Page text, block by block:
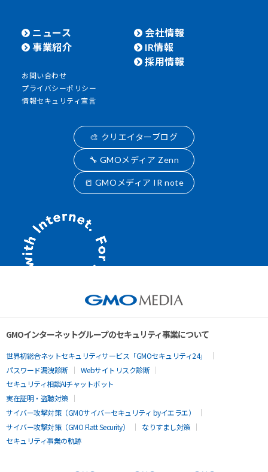
ニュース
事業紹介
会社情報
IR情報
採用情報
お問い合わせ
プライバシーポリシー
情報セキュリティ宣言
🎨 クリエイターブログ
🔧 GMOメディア Zenn
📒 GMOメディア IR note
GMOインターネットグループのセキュリティ事業について
世界初総合ネットセキュリティサービス「GMOセキュリティ24」
パスワード漏洩診断
Webサイトリスク診断
セキュリティ相談AIチャットボット
実在証明・盗聴対策
サイバー攻撃対策（GMOサイバーセキュリティ byイエラエ）
サイバー攻撃対策（GMO Flatt Security）
なりすまし対策
セキュリティ事業の軌跡